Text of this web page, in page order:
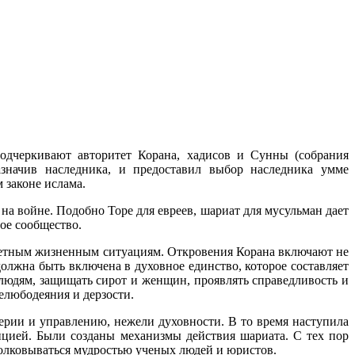
авторитет Корана, хадисов и Сунны (собрания
наследника, и предоставил выбор наследника умме
ислама.
войне. Подобно Торе для евреев, шариат для мусульман дает
сообщество.
жизненным ситуациям. Откровения Корана включают не
быть включена в духовное единство, которое составляет
защищать сирот и женщин, проявлять справедливость и
и дерзости.
и управлению, нежели духовности. В то время наступила
Были созданы механизмы действия шариата. С тех пор
мудростью ученых людей и юристов.